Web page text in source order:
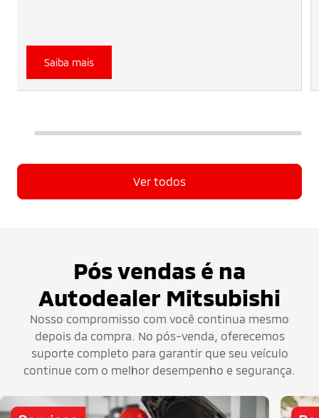
Saiba mais
Ver todos
Pós vendas é na
Autodealer Mitsubishi
Nosso compromisso com você continua mesmo
depois da compra. No pós-venda, oferecemos
suporte completo para garantir que seu veículo
continue com o melhor desempenho e segurança.